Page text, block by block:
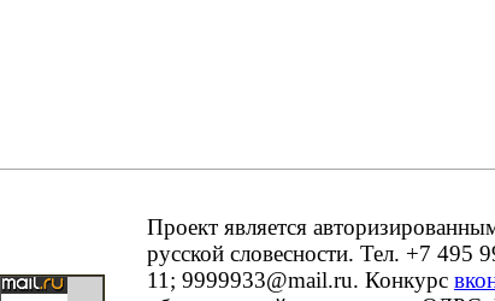
Проект является
русской словесности. Тел. +7
11; 9999933@mail.ru. Конкурс